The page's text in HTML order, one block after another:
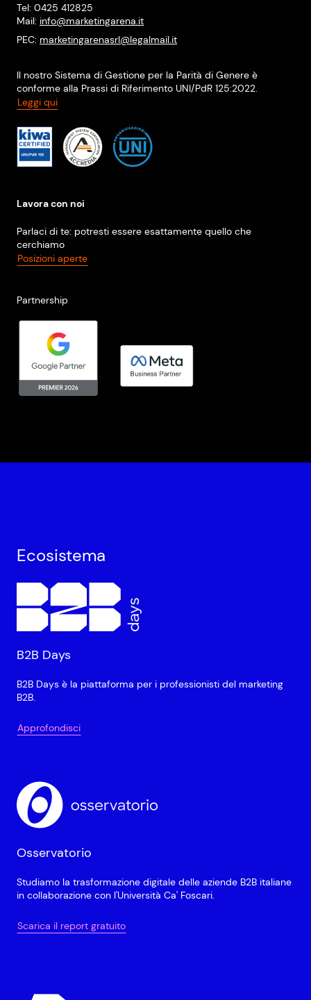
Tel: 0425 412825
Mail: info@marketingarena.it
PEC: marketingarenasrl@legalmail.it
Il nostro Sistema di Gestione per la Parità di Genere è
conforme alla Prassi di Riferimento UNI/PdR 125:2022.
Leggi qui
Lavora con noi
Parlaci di te: potresti essere esattamente quello che
cerchiamo
Posizioni aperte
Partnership
Ecosistema
B2B Days
B2B Days è la piattaforma per i professionisti del marketing
B2B.
Approfondisci
Osservatorio
Studiamo la trasformazione digitale delle aziende B2B italiane
in collaborazione con l'Università Ca' Foscari.
Scarica il report gratuito